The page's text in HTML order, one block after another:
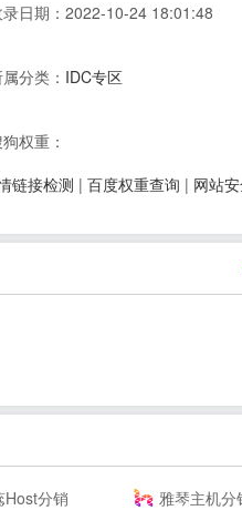
录日期：2022-10-24 18:01:48
分类： IDC专区
权重：
链接检测 | 百度权重查询 | 网站
Host分销 雅琴主机分